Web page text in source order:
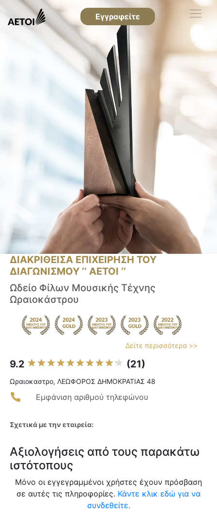
Εγγραφείτε
ΔΙΑΚΡΙΘΕΙΣΑ ΕΠΙΧΕΙΡΗΣΗ ΤΟΥ
ΔΙΑΓΩΝΙΣΜΟΥ ‘’ ΑΕΤΟΙ ‘’
Ωδείο Φίλων Μουσικής Τέχνης
Ωραιοκάστρου
Δείτε περισσότερα >>
9.2 (21)
Ωραιοκαστρο, ΛΕΩΦΟΡΟΣ ΔΗΜΟΚΡΑΤΙΑΣ 48
Εμφάνιση αριθμού τηλεφώνου
Σχετικά με την εταιρεία:
Αξιολογήσεις από τους παρακάτω
ιστότοπους
Μόνο οι εγγεγραμμένοι χρήστες έχουν πρόσβαση
σε αυτές τις πληροφορίες. Κάντε κλικ εδώ για να
συνδεθείτε.